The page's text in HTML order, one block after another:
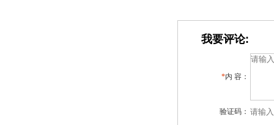
我要评论:
*内 容：
验证码：